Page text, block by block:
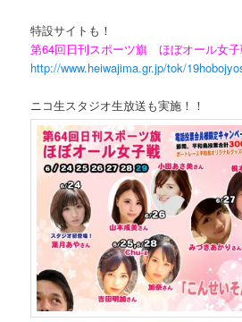
特設サイトも！
第64回日刊スポーツ旗 ほぼオール女
http://www.heiwajima.gr.jp/tok/
ニコ生スタジオ生放送も実施！！